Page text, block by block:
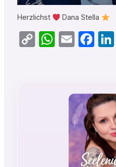
Herzlichst Dana Stella
CopyEmail